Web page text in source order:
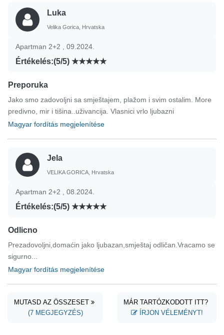
Luka
Velika Gorica, Hrvatska
Apartman 2+2 , 09.2024.
Értékelés:(5/5)
Preporuka
Jako smo zadovoljni sa smještajem, plažom i svim ostalim. More
predivno, mir i tišina..uživancija. Vlasnici vrlo ljubazni
Magyar fordítás megjelenítése
Jela
VELIKA GORICA, Hrvatska
Apartman 2+2 , 08.2024.
Értékelés:(5/5)
Odlicno
Prezadovoljni,domaćin jako ljubazan,smještaj odličan.Vracamo se
sigurno...
Magyar fordítás megjelenítése
MUTASD AZ ÖSSZESET
(7 MEGJEGYZÉS)
MÁR TARTÓZKODOTT ITT?
ÍRJON VÉLEMÉNYT!